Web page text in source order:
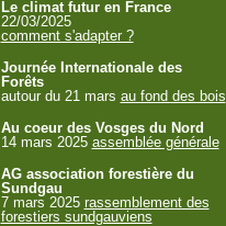
Le climat futur en France
22/03/2025
comment s'adapter ?
Journée Internationale des
Forêts
autour du 21 mars au fond des bois
Au coeur des Vosges du Nord
14 mars 2025 assemblée générale
AG association forestière du
Sundgau
7 mars 2025 rassemblement des
forestiers sundgauviens